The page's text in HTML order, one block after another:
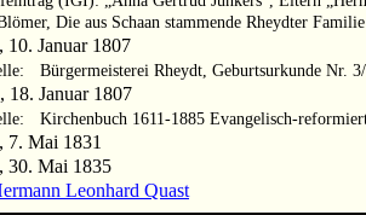
Die aus Schaan stammende Rheydter
10. Januar 1807
Bürgermeisterei Rheydt, Geburtsurkunde Nr.
18. Januar 1807
Kirchenbuch 1611-1885 Evangelisch-
7. Mai 1831
30. Mai 1835
Leonhard Quast